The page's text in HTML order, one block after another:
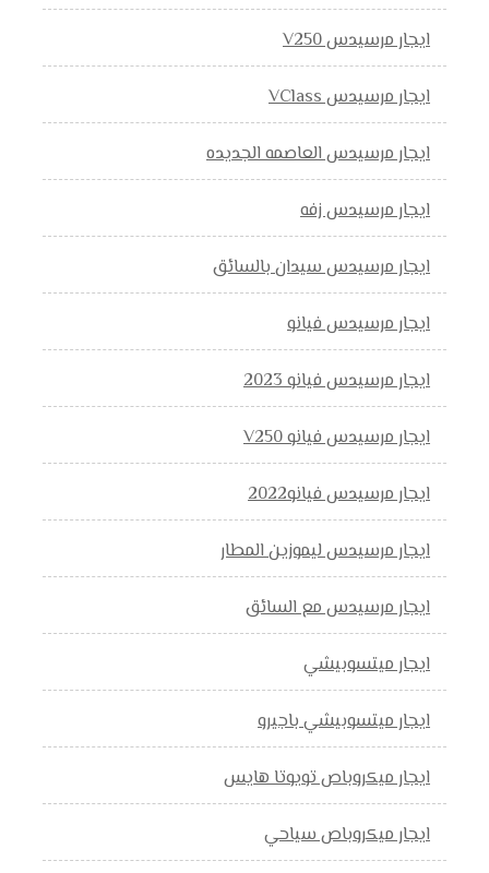
ايجار مرسيدس V250
ايجار مرسيدس VClass
ايجار مرسيدس العاصمه الجديده
ايجار مرسيدس زفه
ايجار مرسيدس سيدان بالسائق
ايجار مرسيدس فيانو
ايجار مرسيدس فيانو 2023
ايجار مرسيدس فيانو V250
ايجار مرسيدس فيانو2022
ايجار مرسيدس ليموزين المطار
ايجار مرسيدس مع السائق
ايجار ميتسوبيشي
ايجار ميتسوبيشي باجيرو
ايجار ميكروباص تويوتا هايس
ايجار ميكروباص سياحي